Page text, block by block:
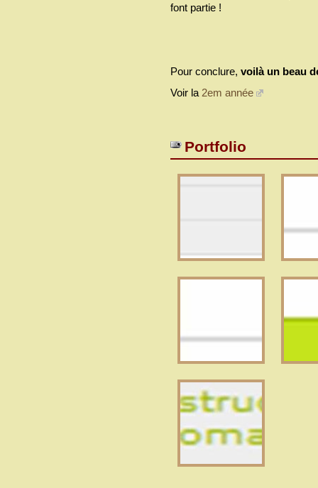
font partie !
Pour conclure, voilà un beau
Voir la 2em année
Portfolio